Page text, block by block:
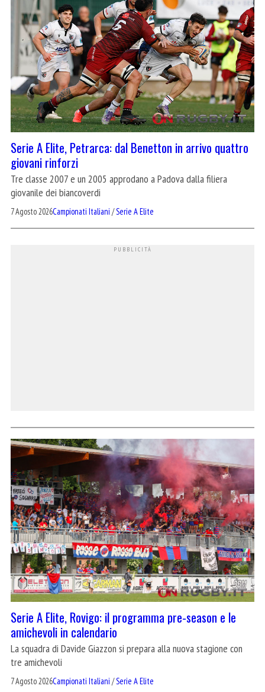
Serie A Elite, Petrarca: dal Benetton in arrivo quattro
giovani rinforzi
Tre classe 2007 e un 2005 approdano a Padova dalla filiera
giovanile dei biancoverdi
7 Agosto 2026Campionati Italiani /Serie A Elite
Serie A Elite, Rovigo: il programma pre-season e le
amichevoli in calendario
La squadra di Davide Giazzon si prepara alla nuova stagione con
tre amichevoli
7 Agosto 2026Campionati Italiani /Serie A Elite